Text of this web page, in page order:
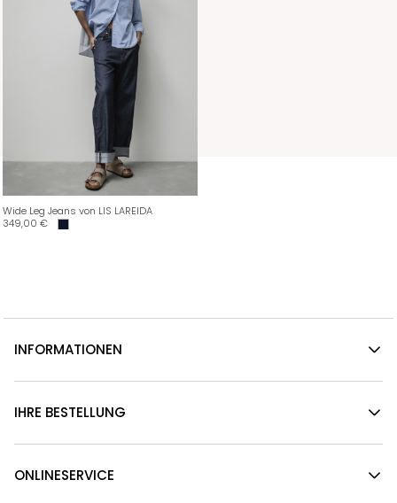
Wide Leg Jeans von LIS LAREIDA
349,00 €
INFORMATIONEN
IHRE BESTELLUNG
ONLINESERVICE